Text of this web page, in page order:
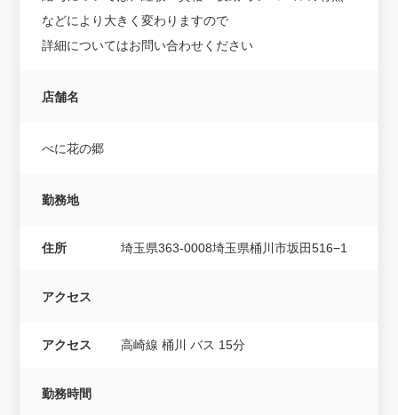
などにより大きく変わりますので
詳細についてはお問い合わせください
店舗名
べに花の郷
勤務地
住所 埼玉県363-0008埼玉県桶川市坂田516−1
アクセス
アクセス 高崎線 桶川 バス 15分
勤務時間